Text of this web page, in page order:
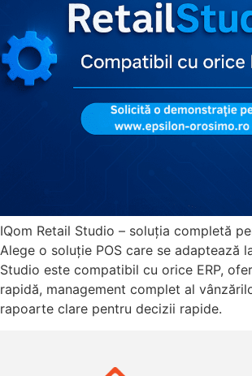
IQom Retail Studio – soluția completă
Alege o soluție POS care se adaptează
Studio este compatibil cu orice ERP,
rapidă, management complet al
rapoarte clare pentru decizii rapide.